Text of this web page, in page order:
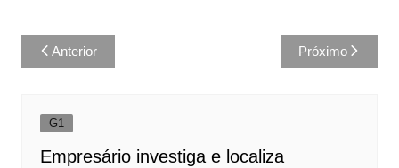
Navegação
de
Anterior Próximo
G1
Empresário investiga e localiza